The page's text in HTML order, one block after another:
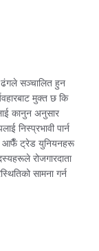
सञ्चालित हुन
मुक्त छ कि
कानुन अनुसार
निस्प्रभावी पार्न
आफैँ ट्रेड युनियनहरू
रोजगारदाता
सामना गर्न